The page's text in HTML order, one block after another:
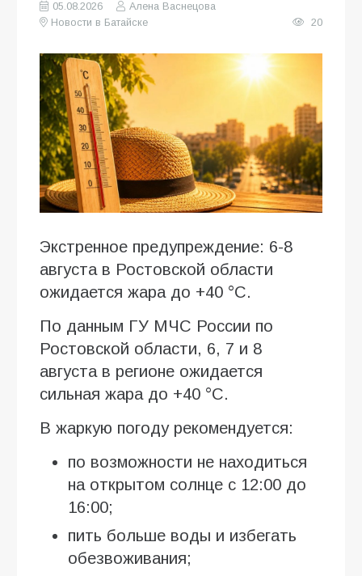
05.08.2026
Алена Васнецова
Новости в Батайске
20
Экстренное предупреждение: 6-8
августа в Ростовской области
ожидается жара до +40 °C.
По данным ГУ МЧС России по
Ростовской области, 6, 7 и 8
августа в регионе ожидается
сильная жара до +40 °C.
В жаркую погоду рекомендуется:
по возможности не находиться
на открытом солнце с 12:00 до
16:00;
пить больше воды и избегать
обезвоживания;